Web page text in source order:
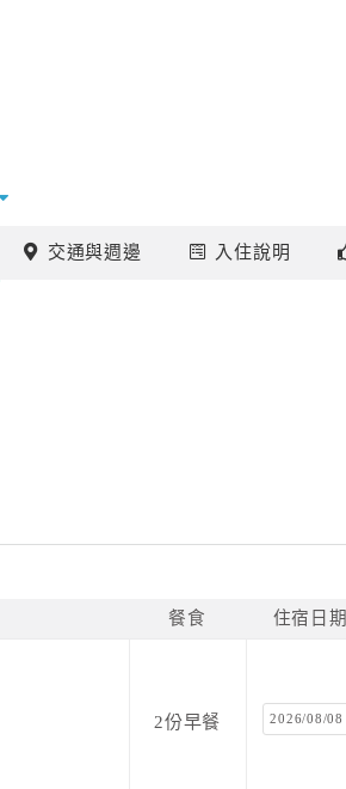
交通與週邊 入住說明
餐食 住宿日期
2份早餐 2026/08/08